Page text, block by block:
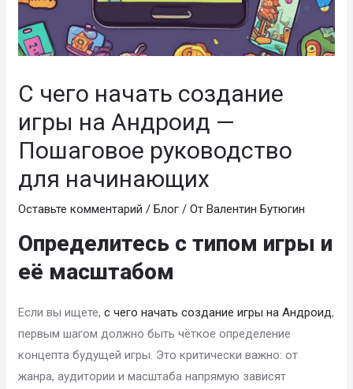
С чего начать создание
игры на Андроид —
Пошаговое руководство
для начинающих
Оставьте комментарий /Блог / ОтВалентин Бутюгин
Определитесь с типом игры и
её масштабом
Если вы ищете,с чего начать создание игры на Андроид,
первым шагом должно быть чёткое определение
концепта будущей игры. Это критически важно: от
жанра, аудитории и масштаба напрямую зависят